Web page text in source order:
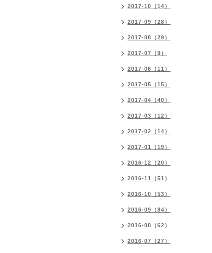
2017-10（14）
2017-09（28）
2017-08（29）
2017-07（9）
2017-06（11）
2017-05（15）
2017-04（40）
2017-03（12）
2017-02（14）
2017-01（19）
2016-12（20）
2016-11（51）
2016-10（53）
2016-09（84）
2016-08（62）
2016-07（27）